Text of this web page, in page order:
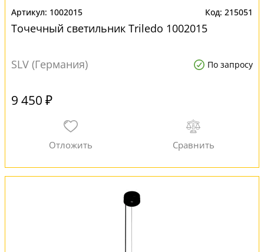
1002015 215051
Точечный светильник Triledo 1002015
SLV (Германия) По запросу
9 450 ₽